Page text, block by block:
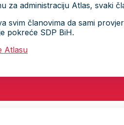
za administraciju Atlas, svaki
svim članovima da sami
pokreće SDP BiH.
Atlasu